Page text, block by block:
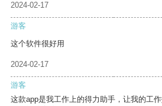
2024-02-17
游客
这个软件很好用
2024-02-17
游客
这款app是我工作上的得力助手，让我的工